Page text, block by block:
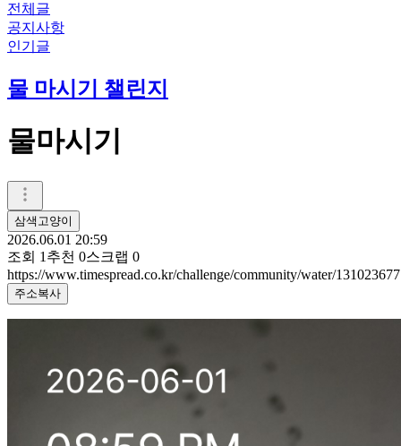
전체글
공지사항
인기글
물 마시기 챌린지
물마시기
삼색고양이
2026.06.01 20:59
조회 1 추천 0스크랩 0
https://www.timespread.co.kr/challenge/community/water/131023677
주소복사